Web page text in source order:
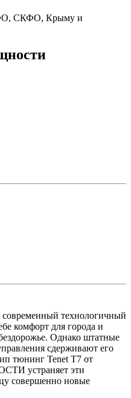
СКФО, Крыму и
современный технологичный
комфорт для города и
Однако штатные
сдерживают его
тюнинг Tenet T7 от
устраняет эти
совершенно новые